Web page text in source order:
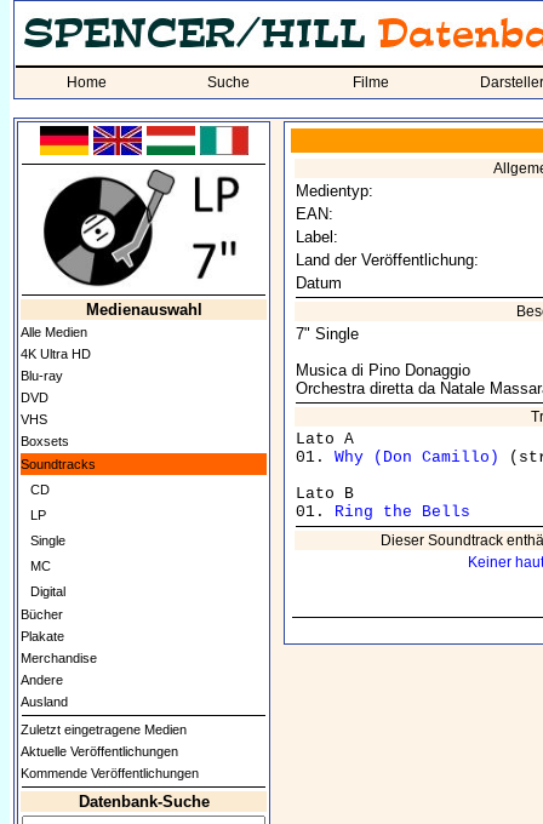
Home Suche Filme Darsteller
Medienauswahl
Alle Medien
4K Ultra HD
Blu-ray
DVD
VHS
Boxsets
Soundtracks
CD
LP
Single
MC
Digital
Bücher
Plakate
Merchandise
Andere
Ausland
Zuletzt eingetragene Medien
Aktuelle Veröffentlichungen
Kommende Veröffentlichungen
Datenbank-Suche
Medientyp:
EAN:
Label:
Land der Veröffentlichung:
Datum
7" Single
Musica di Pino Donaggio
Orchestra diretta da Natale
Lato A
01. Why (Don Camillo)
Lato B
01. Ring the Bells
Dieser Soundtrack
Keiner